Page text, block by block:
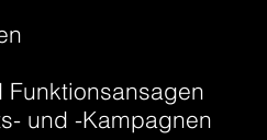
Funktionsansagen
-Kampagnen